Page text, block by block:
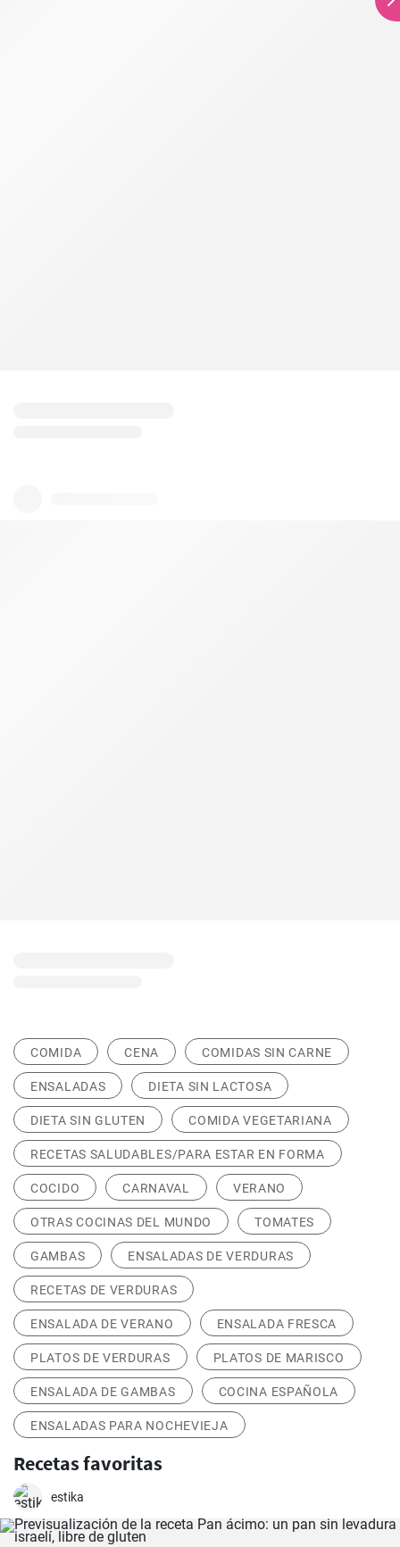
COMIDA CENA COMIDAS SIN CARNE
ENSALADAS DIETA SIN LACTOSA
DIETA SIN GLUTEN COMIDA VEGETARIANA
RECETAS SALUDABLES/PARA ESTAR EN FORMA
COCIDO CARNAVAL VERANO
OTRAS COCINAS DEL MUNDO TOMATES
GAMBAS ENSALADAS DE VERDURAS
RECETAS DE VERDURAS
ENSALADA DE VERANO ENSALADA FRESCA
PLATOS DE VERDURAS PLATOS DE MARISCO
ENSALADA DE GAMBAS COCINA ESPAÑOLA
ENSALADAS PARA NOCHEVIEJA
Recetas favoritas
estika